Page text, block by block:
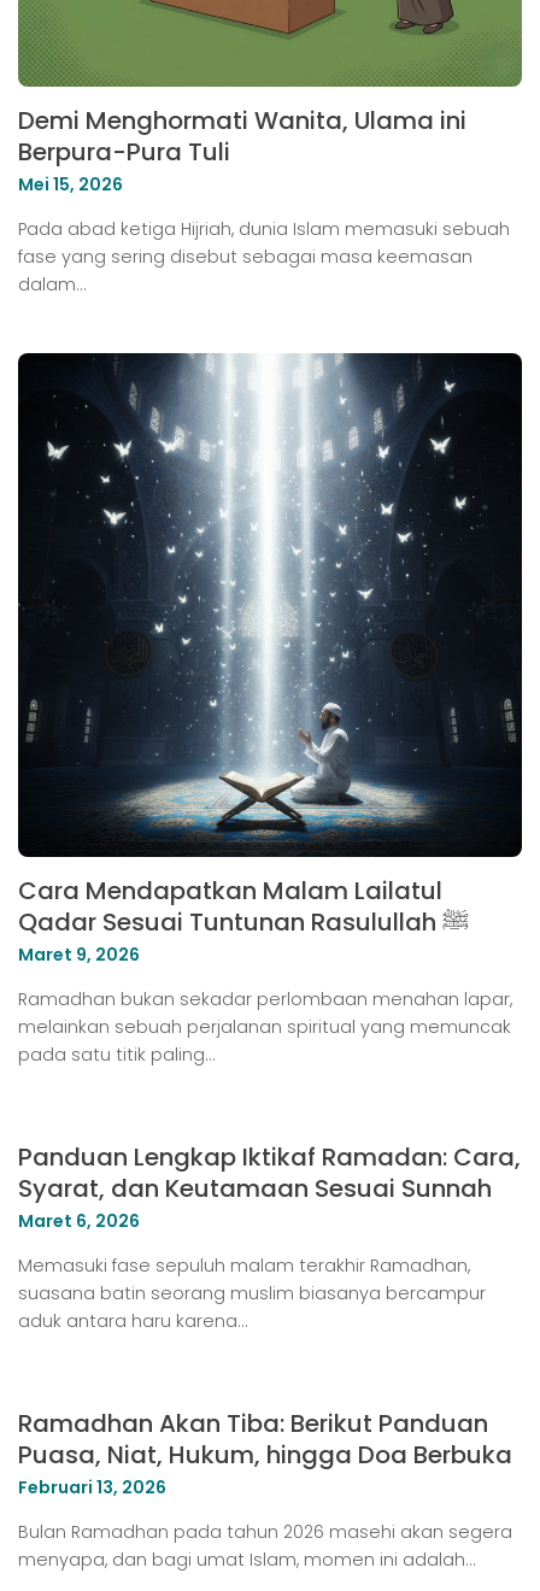
Demi Menghormati Wanita, Ulama ini
Berpura-Pura Tuli
Mei 15, 2026
Pada abad ketiga Hijriah, dunia Islam memasuki sebuah
fase yang sering disebut sebagai masa keemasan
dalam…
Cara Mendapatkan Malam Lailatul
Qadar Sesuai Tuntunan Rasulullah ﷺ
Maret 9, 2026
Ramadhan bukan sekadar perlombaan menahan lapar,
melainkan sebuah perjalanan spiritual yang memuncak
pada satu titik paling…
Panduan Lengkap Iktikaf Ramadan: Cara,
Syarat, dan Keutamaan Sesuai Sunnah
Maret 6, 2026
Memasuki fase sepuluh malam terakhir Ramadhan,
suasana batin seorang muslim biasanya bercampur
aduk antara haru karena…
Ramadhan Akan Tiba: Berikut Panduan
Puasa, Niat, Hukum, hingga Doa Berbuka
Februari 13, 2026
Bulan Ramadhan pada tahun 2026 masehi akan segera
menyapa, dan bagi umat Islam, momen ini adalah…